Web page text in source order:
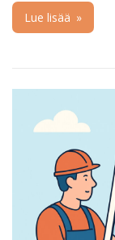
Lue lisää »